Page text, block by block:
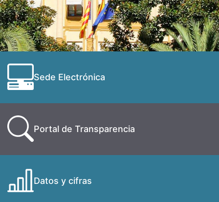
Sede Electrónica
Portal de Transparencia
Datos y cifras